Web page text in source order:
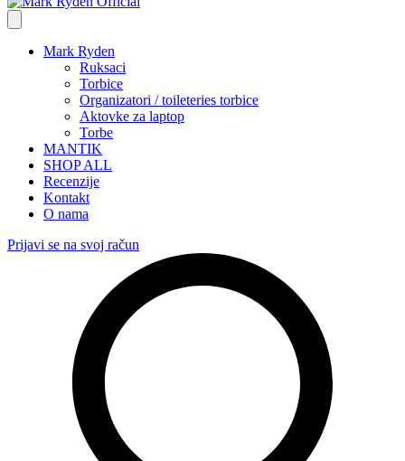
Mark Ryden
Ruksaci
Torbice
Organizatori / toileteries torbice
Aktovke za laptop
Torbe
MANTIK
SHOP ALL
Recenzije
Kontakt
O nama
Prijavi se na svoj račun